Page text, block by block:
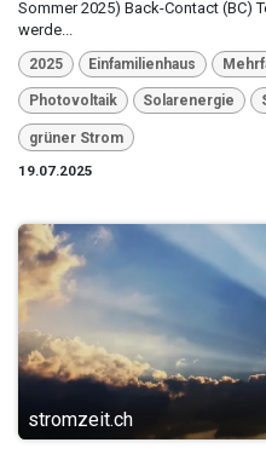
Sommer 2025) Back-Contact (BC)
werde...
2025 Einfamilienhaus
Photovoltaik Solarenergie
grüner Strom
19.07.2025
stromzeit.ch